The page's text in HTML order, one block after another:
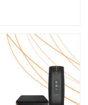
par mois, Engagement 12 mois